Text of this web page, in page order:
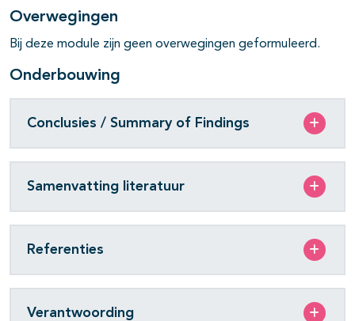
Overwegingen
Bij deze module zijn geen overwegingen geformuleerd.
Onderbouwing
Conclusies / Summary of Findings
Samenvatting literatuur
Referenties
Verantwoording